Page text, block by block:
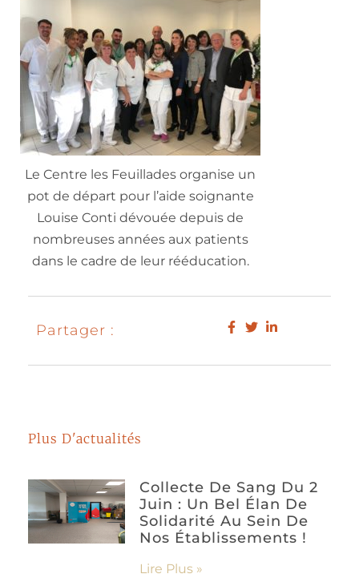
Le Centre les Feuillades organise un
pot de départ pour l’aide soignante
Louise Conti dévouée depuis de
nombreuses années aux patients
dans le cadre de leur rééducation.
Partager :
Plus D'actualités
Collecte De Sang Du 2
Juin : Un Bel Élan De
Solidarité Au Sein De
Nos Établissements !
Lire Plus »